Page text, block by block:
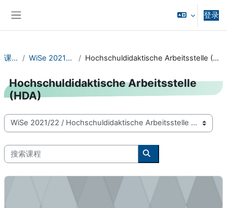
登录
课程 WiSe 2021/22 Hochschuldidaktische Arbeitsstelle (HDA)
Hochschuldidaktische Arbeitsstelle
(HDA)
课程类别
搜索课程
搜索课程
Grundlagen der Hochschuldidaktik Ingenium – WiSe 21/22